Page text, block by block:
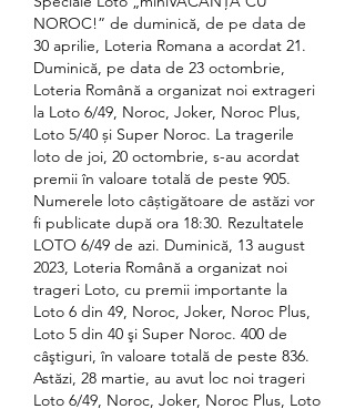
NOROC!” de duminică, de pe data de
30 aprilie, Loteria Romana a acordat 21.
Duminică, pe data de 23 octombrie,
Loteria Română a organizat noi extrageri
la Loto 6/49, Noroc, Joker, Noroc Plus,
Loto 5/40 și Super Noroc. La tragerile
loto de joi, 20 octombrie, s-au acordat
premii în valoare totală de peste 905.
Numerele loto câștigătoare de astăzi vor
fi publicate după ora 18:30. Rezultatele
LOTO 6/49 de azi. Duminică, 13 august
2023, Loteria Română a organizat noi
trageri Loto, cu premii importante la
Loto 6 din 49, Noroc, Joker, Noroc Plus,
Loto 5 din 40 şi Super Noroc. 400 de
câştiguri, în valoare totală de peste 836.
Astăzi, 28 martie, au avut loc noi trageri
Loto 6/49, Noroc, Joker, Noroc Plus, Loto